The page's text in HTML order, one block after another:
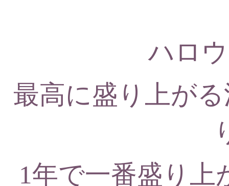
ハロ
最高に盛り上が
1年で一番盛り上